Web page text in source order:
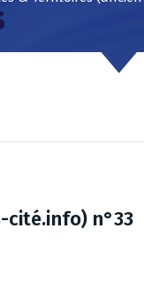
cité.info) n°33